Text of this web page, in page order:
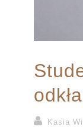
Kasia